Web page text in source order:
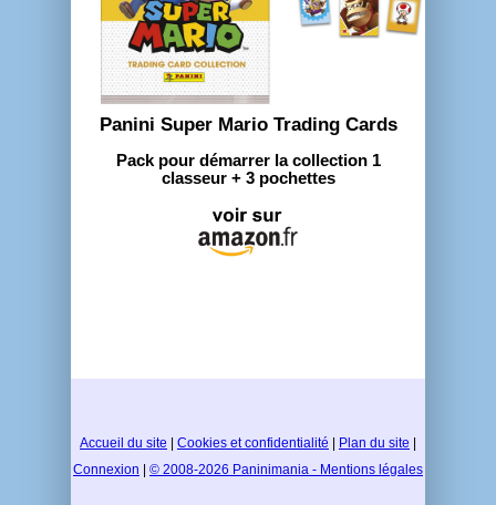
Panini Super Mario Trading Cards
Pack pour démarrer la collection 1
classeur + 3 pochettes
Accueil du site | Cookies et confidentialité | Plan du site |
Connexion | © 2008-2026 Paninimania - Mentions légales